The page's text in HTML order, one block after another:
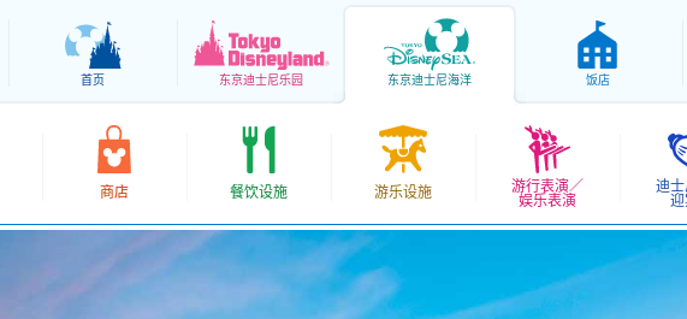
首页 东京迪士尼乐园 东京迪士尼海洋 饭店
商店 餐饮设施 游乐设施
游行表演／
娱乐表演
迪